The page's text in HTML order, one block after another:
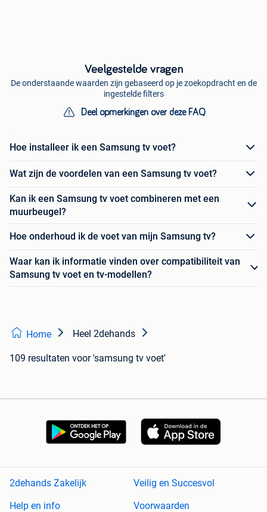
Veelgestelde vragen
De onderstaande waarden zijn gebaseerd op je zoekopdracht en de
ingestelde filters
Deel opmerkingen over deze FAQ
Hoe installeer ik een Samsung tv voet?
Wat zijn de voordelen van een Samsung tv voet?
Kan ik een Samsung tv voet combineren met een
muurbeugel?
Hoe onderhoud ik de voet van mijn Samsung tv?
Waar kan ik informatie vinden over compatibiliteit van
Samsung tv voet en tv-modellen?
Home Heel 2dehands
109 resultaten voor 'samsung tv voet'
2dehands Zakelijk
Veilig en Succesvol
Help en info
Voorwaarden